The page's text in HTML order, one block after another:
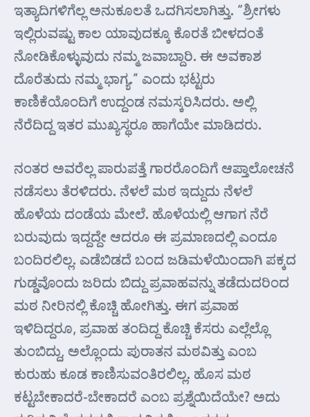
ಇತ್ಯಾದಿಗಳಿಗೆಲ್ಲ ಅನುಕೂಲತೆ ಒದಗಿಸಲಾಗಿತ್ತು. “ಶ್ರೀಗಳು
ಇಲ್ಲಿರುವಷ್ಟು ಕಾಲ ಯಾವುದಕ್ಕೂ ಕೊರತೆ ಬೀಳದಂತೆ
ನೋಡಿಕೊಳ್ಳುವುದು ನಮ್ಮ ಜವಾಬ್ದಾರಿ. ಈ ಅವಕಾಶ
ದೊರೆತುದು ನಮ್ಮ ಭಾಗ್ಯ.” ಎಂದು ಭಟ್ಟರು
ಕಾಣಿಕೆಯೊಂದಿಗೆ ಉದ್ದಂಡ ನಮಸ್ಕರಿಸಿದರು. ಅಲ್ಲಿ
ನೆರೆದಿದ್ದ ಇತರ ಮುಖ್ಯಸ್ಥರೂ ಹಾಗೆಯೇ ಮಾಡಿದರು.
ನಂತರ ಅವರೆಲ್ಲ ಪಾರುಪತ್ತೆ ಗಾರರೊಂದಿಗೆ ಆಪ್ತಾಲೋಚನೆ
ನಡೆಸಲು ತೆರಳಿದರು. ನೆಳಲೆ ಮಠ ಇದ್ದುದು ನೆಳಲೆ
ಹೊಳೆಯ ದಂಡೆಯ ಮೇಲೆ. ಹೊಳೆಯಲ್ಲಿ ಆಗಾಗ ನೆರೆ
ಬರುವುದು ಇದ್ದದ್ದೇ ಆದರೂ ಈ ಪ್ರಮಾಣದಲ್ಲಿ ಎಂದೂ
ಬಂದಿರಲಿಲ್ಲ. ಎಡೆಬಿಡದೆ ಬಂದ ಜಡಿಮಳೆಯಿಂದಾಗಿ ಪಕ್ಕದ
ಗುಡ್ಡವೊಂದು ಜರಿದು ಬಿದ್ದು ಪ್ರವಾಹವನ್ನು ತಡೆದುದರಿಂದ
ಮಠ ನೀರಿನಲ್ಲಿ ಕೊಚ್ಚಿ ಹೋಗಿತ್ತು. ಈಗ ಪ್ರವಾಹ
ಇಳಿದಿದ್ದರೂ, ಪ್ರವಾಹ ತಂದಿದ್ದ ಕೊಚ್ಚಿ ಕೆಸರು ಎಲ್ಲೆಲ್ಲೊ
ತುಂಬಿದ್ದು, ಅಲ್ಲೊಂದು ಪುರಾತನ ಮಠವಿತ್ತು ಎಂಬ
ಕುರುಹು ಕೂಡ ಕಾಣಿಸುವಂತಿರಲಿಲ್ಲ. ಹೊಸ ಮಠ
ಕಟ್ಟಬೇಕಾದರೆ-ಬೇಕಾದರೆ ಎಂಬ ಪ್ರಶ್ನೆಯಿದೆಯೇ? ಅದು